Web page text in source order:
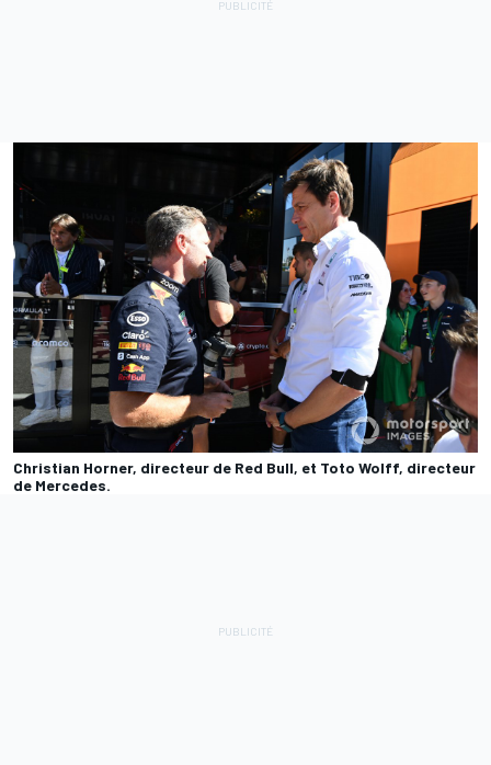
Christian Horner, directeur de Red Bull, et Toto Wolff, directeur
de Mercedes.